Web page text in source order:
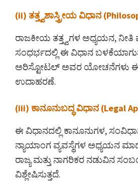
(ii) ತತ್ತ್ವಶಾಸ್ತ್ರೀಯ ವಿಧಾನ
ರಾಜಕೀಯ ತತ್ತ್ವಗಳ ಅಧ್ಯಯನ, ನೀತಿ
ಸಂಧರ್ಭದಲ್ಲಿ ಈ ವಿಧಾನ
ಅರಿಸ್ಟೋಟಲ್ ಅವರ ಯೋಚನೆಗಳು ಈ
ಉದಾಹರಣೆ.
(iii) ಕಾನೂನುಬದ್ಧ ವಿಧಾನ (Legal
ಈ ವಿಧಾನದಲ್ಲಿ ಕಾನೂನುಗಳ,
ನ್ಯಾಯಾಂಗ ವ್ಯವಸ್ಥೆಗಳ ಅಧ್ಯಯನ
ರಾಜ್ಯ ಮತ್ತು ನಾಗರಿಕರ ನಡುವಿನ
ವಿಶ್ಲೇಷಿಸುತ್ತದೆ.